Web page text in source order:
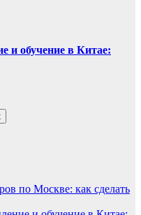
и обучение в Китае:
по Москве: как сделать